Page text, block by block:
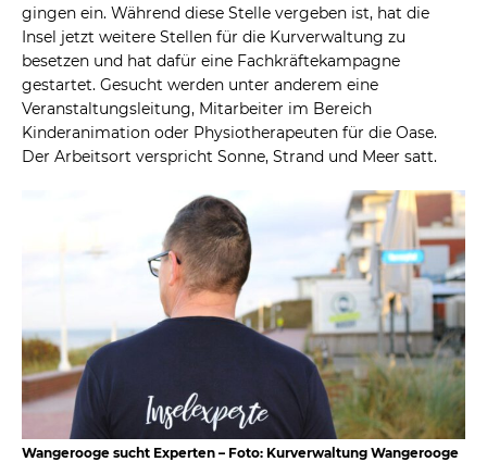
gingen ein. Während diese Stelle vergeben ist, hat die
Insel jetzt weitere Stellen für die Kurverwaltung zu
besetzen und hat dafür eine Fachkräftekampagne
gestartet. Gesucht werden unter anderem eine
Veranstaltungsleitung, Mitarbeiter im Bereich
Kinderanimation oder Physiotherapeuten für die Oase.
Der Arbeitsort verspricht Sonne, Strand und Meer satt.
Wangerooge sucht Experten – Foto: Kurverwaltung Wangerooge